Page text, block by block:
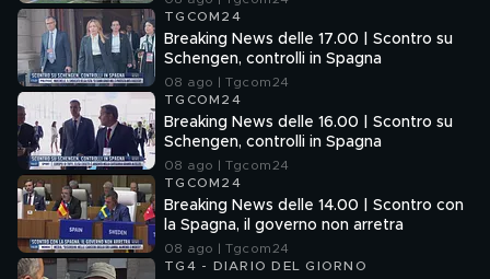
TGCOM24
Breaking News delle 17.00 | Scontro su
Schengen, controlli in Spagna
08 ago | Tgcom24
TGCOM24
Breaking News delle 16.00 | Scontro su
Schengen, controlli in Spagna
08 ago | Tgcom24
TGCOM24
Breaking News delle 14.00 | Scontro con
la Spagna, il governo non arretra
08 ago | Tgcom24
TG4 - DIARIO DEL GIORNO